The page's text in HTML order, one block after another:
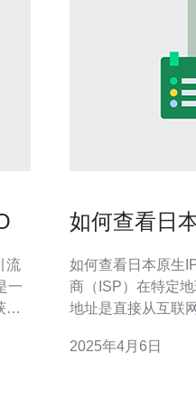
流
一
得
如何查看日
如何查看日本原生IP节点 原生IP节点指的是
商（ISP）在特定
地址是直接从互联
和更好的稳定性，
2025年4月6日